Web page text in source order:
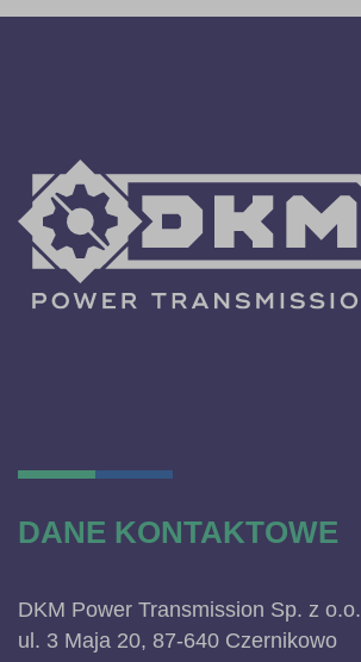
DANE KONTAKTOWE
DKM Power Transmission Sp. z o.o.
ul. 3 Maja 20, 87-640 Czernikowo